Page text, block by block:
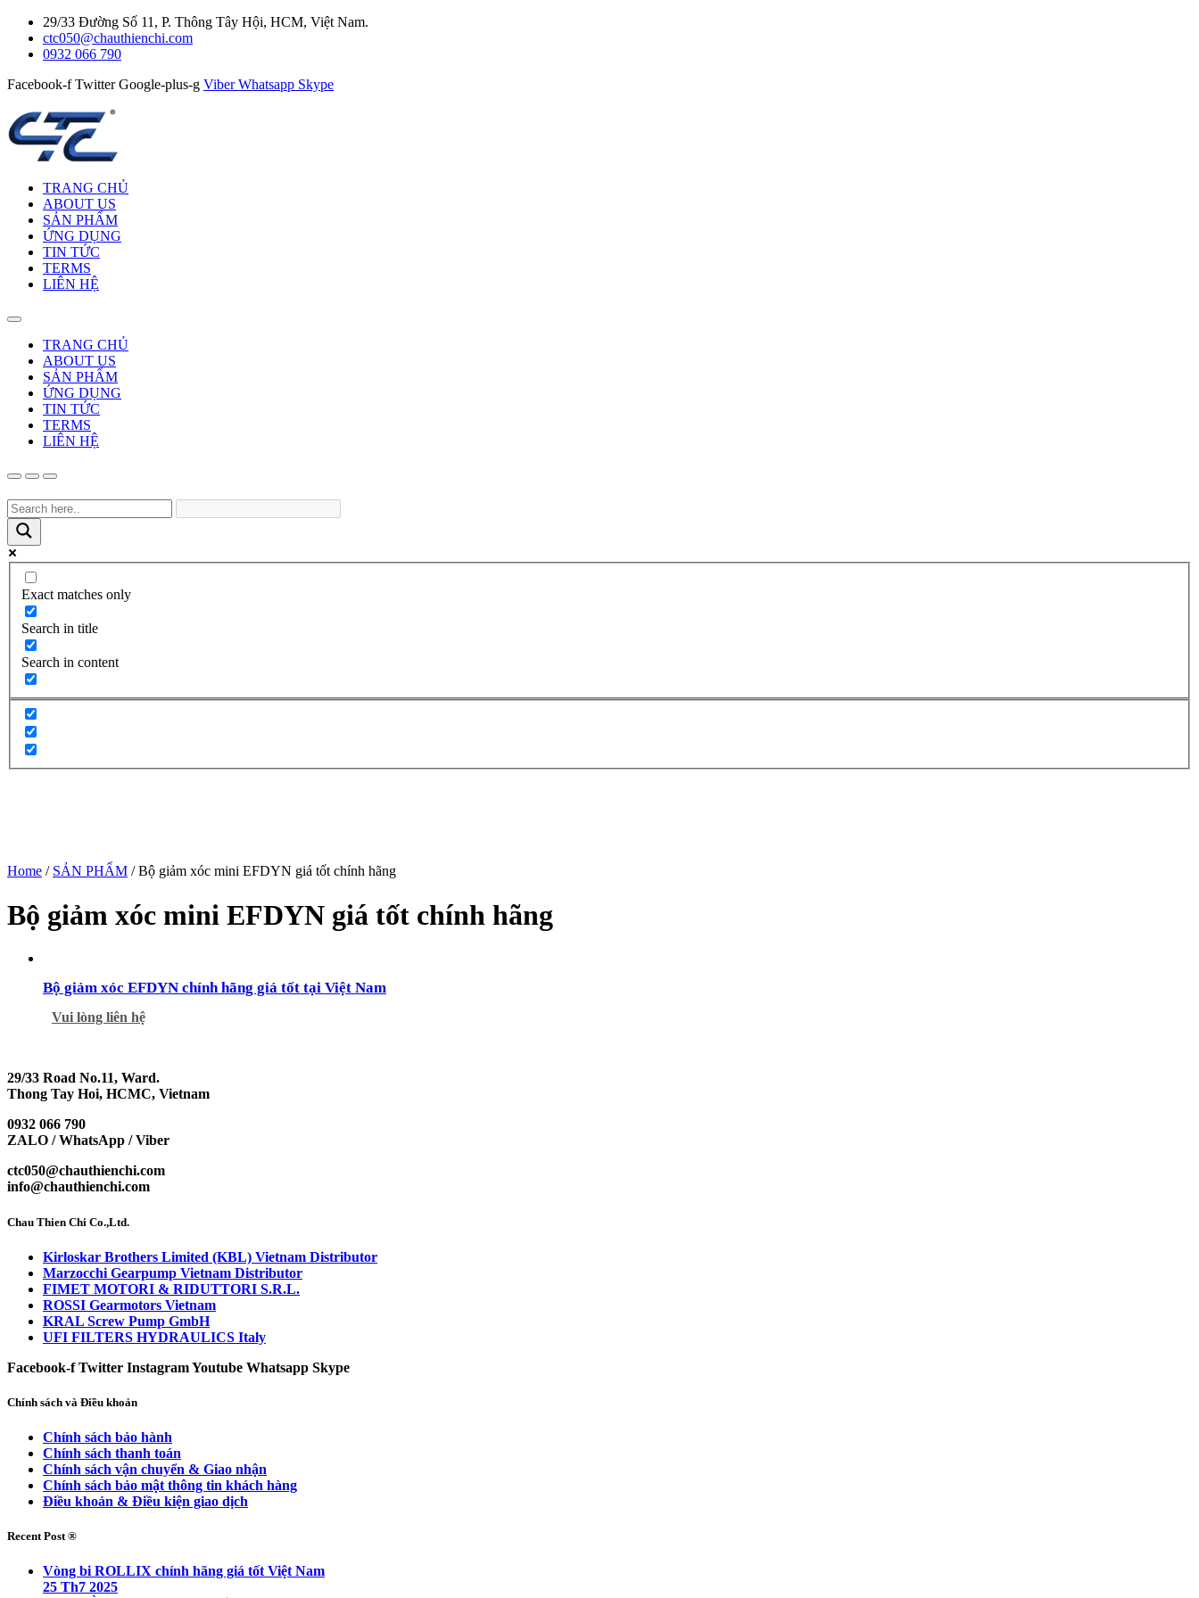
29/33 Đường Số 11, P. Thông Tây Hội, HCM, Việt Nam.
ctc050@chauthienchi.com
0932 066 790
Facebook-f Twitter Google-plus-g Viber Whatsapp Skype
TRANG CHỦ
ABOUT US
SẢN PHẨM
ỨNG DỤNG
TIN TỨC
TERMS
LIÊN HỆ
TRANG CHỦ
ABOUT US
SẢN PHẨM
ỨNG DỤNG
TIN TỨC
TERMS
LIÊN HỆ
Exact matches only
Search in title
Search in content
Home / SẢN PHẨM / Bộ giảm xóc mini EFDYN giá tốt chính hãng
Bộ giảm xóc mini EFDYN giá tốt chính hãng
Bộ giảm xóc EFDYN chính hãng giá tốt tại Việt Nam
Vui lòng liên hệ
29/33 Road No.11, Ward.
Thong Tay Hoi, HCMC, Vietnam
0932 066 790
ZALO / WhatsApp / Viber
ctc050@chauthienchi.com
info@chauthienchi.com
Chau Thien Chi Co.,Ltd.
Kirloskar Brothers Limited (KBL) Vietnam Distributor
Marzocchi Gearpump Vietnam Distributor
FIMET MOTORI & RIDUTTORI S.R.L.
ROSSI Gearmotors Vietnam
KRAL Screw Pump GmbH
UFI FILTERS HYDRAULICS Italy
Facebook-f Twitter InstagramYoutube Whatsapp Skype
Chính sách và Điều khoản
Chính sách bảo hành
Chính sách thanh toán
Chính sách vận chuyển & Giao nhận
Chính sách bảo mật thông tin khách hàng
Điều khoản & Điều kiện giao dịch
Recent Post ®
Vòng bi ROLLIX chính hãng giá tốt Việt Nam
25 Th7 2025